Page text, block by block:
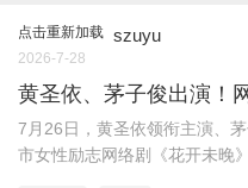
点击重新加载 szuyu
2026-7-28
黄圣依、茅子俊出演！
7月26日，黄圣依领衔主演、
市女性励志网络剧《花开未晚》